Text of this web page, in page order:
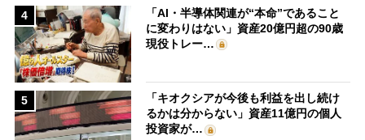
4
「AI・半導体関連が“本命”であること
に変わりはない」資産20億円超の90歳
現役トレー…
5
「キオクシアが今後も利益を出し続け
るかは分からない」資産11億円の個人
投資家が…